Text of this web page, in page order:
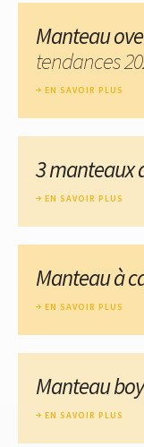
Manteau
tendances
EN SAVOIR PLUS
3 manteaux
EN SAVOIR PLUS
Manteau à
EN SAVOIR PLUS
Manteau
EN SAVOIR PLUS